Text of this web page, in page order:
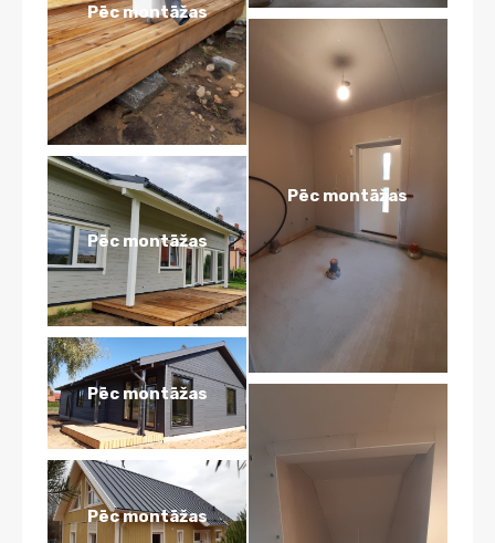
Pēc montāžas
Pēc montāžas
Pēc montāžas
Pēc montāžas
Pēc montāžas